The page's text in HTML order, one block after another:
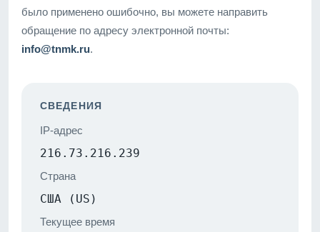
было применено ошибочно, вы можете направить
обращение по адресу электронной почты:
info@tnmk.ru.
СВЕДЕНИЯ
IP-адрес
216.73.216.239
Страна
США (US)
Текущее время